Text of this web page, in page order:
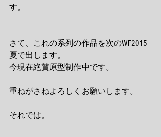
す。
さて、これの系列の作品を次のWF2015
夏で出します。
今現在絶賛原型制作中です。
重ねがさねよろしくお願いします。
それでは。